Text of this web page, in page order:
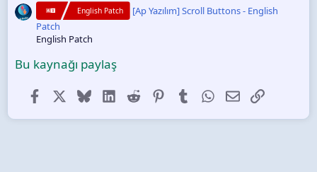
English Patch
[Ap Yazılım] Scroll Buttons - English
Patch
English Patch
Bu kaynağı paylaş
FacebookX (Twitter)
BlueskyLinkedIn
Reddit PinterestTumblr WhatsApp
E-postaLink